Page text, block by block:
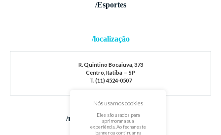
/Esportes
/localização
R. Quintino Bocaiuva, 373
Centro, Itatiba — SP
T. (11) 4524-0507
/redes sociais
Nós usamos cookies
Eles são usados para
aprimorar a sua
experiência. Ao fechar este
banner ou continuar na